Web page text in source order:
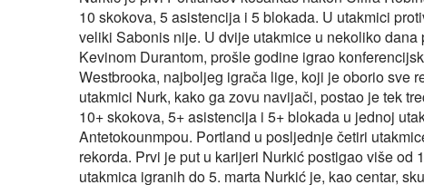
10 skokova, 5 asistencija i 5 blokada. U utakmici
veliki Sabonis nije. U dvije utakmice u nekoliko
Kevinom Durantom, prošle godine igrao
Westbrooka, najboljeg igrača lige, koji je oborio sve
utakmici Nurk, kako ga zovu navijači, postao je tek
10+ skokova, 5+ asistencija i 5+ blokada u jednoj
Antetokounmpou. Portland u posljednje četiri
rekorda. Prvi je put u karijeri Nurkić postigao više
utakmica igranih do 5. marta Nurkić je, kao centar,